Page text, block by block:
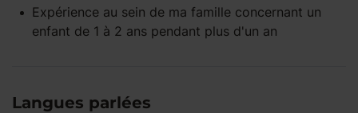
Expérience au sein de ma famille concernant un
enfant de 1 à 2 ans pendant plus d'un an
Langues parlées